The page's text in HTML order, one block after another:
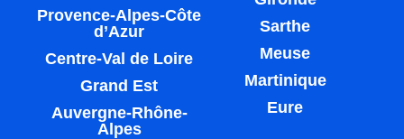
Provence-Alpes-Côte
d’Azur
Centre-Val de Loire
Grand Est
Auvergne-Rhône-
Alpes
Sarthe
Meuse
Martinique
Eure